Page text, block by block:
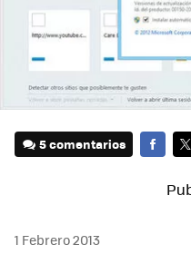
5 comentarios
1 Febrero 2013